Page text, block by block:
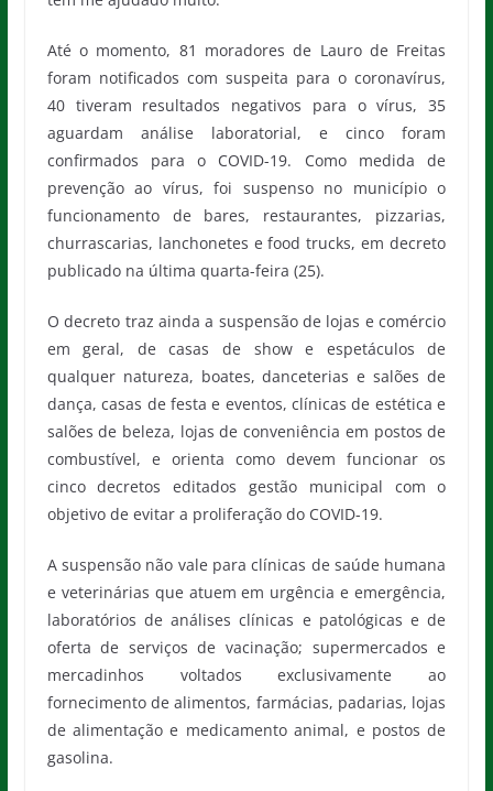
Até o momento, 81 moradores de Lauro de Freitas
foram notificados com suspeita para o coronavírus,
40 tiveram resultados negativos para o vírus, 35
aguardam análise laboratorial, e cinco foram
confirmados para o COVID-19. Como medida de
prevenção ao vírus, foi suspenso no município o
funcionamento de bares, restaurantes, pizzarias,
churrascarias, lanchonetes e food trucks, em decreto
publicado na última quarta-feira (25).
O decreto traz ainda a suspensão de lojas e comércio
em geral, de casas de show e espetáculos de
qualquer natureza, boates, danceterias e salões de
dança, casas de festa e eventos, clínicas de estética e
salões de beleza, lojas de conveniência em postos de
combustível, e orienta como devem funcionar os
cinco decretos editados gestão municipal com o
objetivo de evitar a proliferação do COVID-19.
A suspensão não vale para clínicas de saúde humana
e veterinárias que atuem em urgência e emergência,
laboratórios de análises clínicas e patológicas e de
oferta de serviços de vacinação; supermercados e
mercadinhos voltados exclusivamente ao
fornecimento de alimentos, farmácias, padarias, lojas
de alimentação e medicamento animal, e postos de
gasolina.